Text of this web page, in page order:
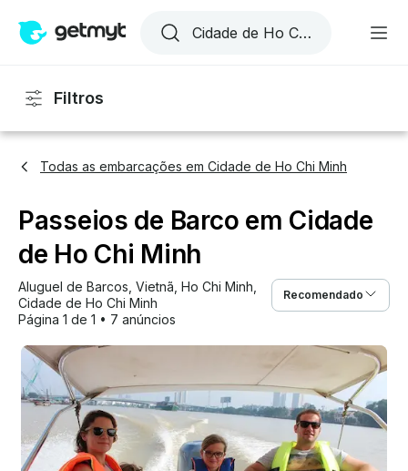
Filtros
Todas as embarcações em Cidade de Ho Chi Minh
Passeios de Barco em Cidade
de Ho Chi Minh
Aluguel de Barcos Vietnã Ho Chi Minh
Cidade de Ho Chi Minh
Página 1 de 1 • 7 anúncios
Recomendado